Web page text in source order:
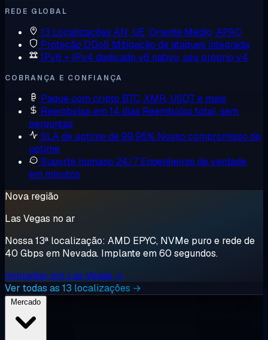
REDE GLOBAL
13 Localizações AN, UE, Oriente Médio, APAC
Proteção DDoS Mitigação de ataques integrada
IPv6 + IPv4 dedicado v6 nativo, seu próprio v4
COBRANÇA E CONFIANÇA
Pague com cripto BTC, XMR, USDT e mais
Reembolso em 14 dias Reembolso total, sem
perguntas
SLA de uptime de 99,95% Nosso compromisso de
uptime
Suporte humano 24/7 Engenheiros de verdade,
em minutos
Nova região
Las Vegas no ar
Nossa 13ª localização: AMD EPYC, NVMe puro e rede de
40 Gbps em Nevada. Implante em 60 segundos.
Implantar em Las Vegas →
Ver todas as 13 localizações →